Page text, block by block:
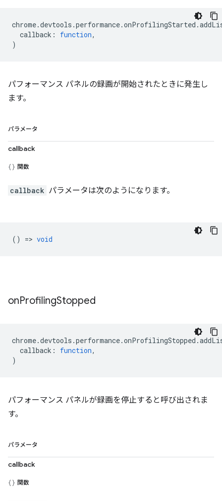
chrome.devtools .performance.onProfilingStarted .
callback : function,
)
パフォーマンス パネルの録画が開始されたときに発生し
ます。
パラメータ
callback
関数
callback パラメータは次のようになります。
() => void
onProfilingStopped
chrome.devtools .performance.onProfilingStopped .
callback : function,
)
パフォーマンス パネルが録画を停止すると呼び出されま
す。
パラメータ
callback
関数